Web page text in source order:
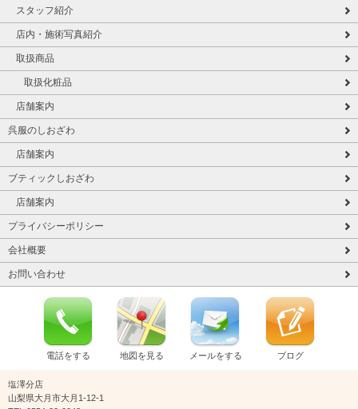
スタッフ紹介
店内・施術写真紹介
取扱商品
取扱化粧品
店舗案内
呉服のしおざわ
店舗案内
ブティックしおざわ
店舗案内
プライバシーポリシー
会社概要
お問い合わせ
電話をする 地図を見る メールをする ブログ
塩澤分店
山梨県大月市大月1-12-1